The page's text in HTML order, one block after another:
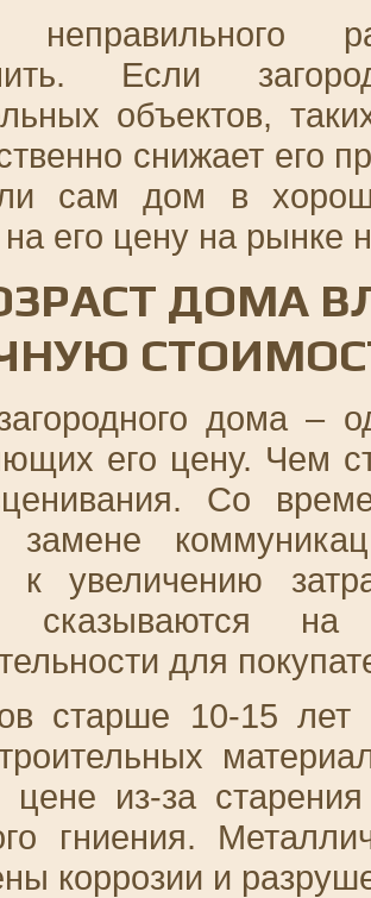
неправильного
Если
объектов,
снижает его
сам дом в
на его цену на рынке
ДОМА
дома –
его цену. Чем
Со
замене
к увеличению
сказываются
для
старше 10-15 лет
цене из-за
гниения.
коррозии и